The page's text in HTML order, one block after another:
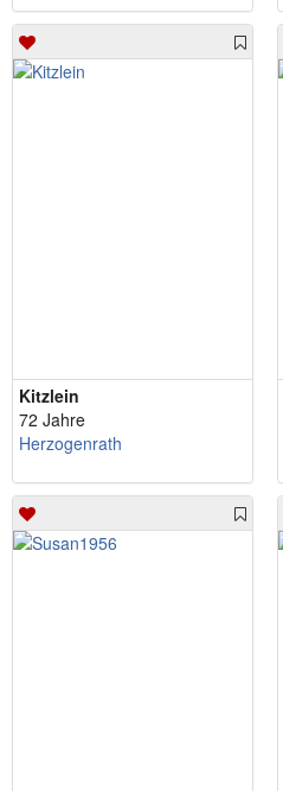
Kitzlein
72 Jahre
Herzogenrath